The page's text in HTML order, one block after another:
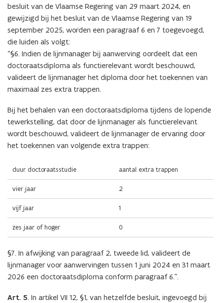
besluit van de Vlaamse Regering van 29 maart 2024, en
gewijzigd bij het besluit van de Vlaamse Regering van 19
september 2025, worden een paragraaf 6 en 7 toegevoegd,
die luiden als volgt:
“§6. Indien de lijnmanager bij aanwerving oordeelt dat een
doctoraatsdiploma als functierelevant wordt beschouwd,
valideert de lijnmanager het diploma door het toekennen van
maximaal zes extra trappen.
Bij het behalen van een doctoraatsdiploma tijdens de lopende
tewerkstelling, dat door de lijnmanager als functierelevant
wordt beschouwd, valideert de lijnmanager de ervaring door
het toekennen van volgende extra trappen:
duur doctoraatsstudie aantal extra trappen
vier jaar 2
vijf jaar 1
zes jaar of hoger 0
§7. In afwijking van paragraaf 2, tweede lid, valideert de
lijnmanager voor aanwervingen tussen 1 juni 2024 en 31 maart
2026 een doctoraatsdiploma conform paragraaf 6.”.
Art. 5. In artikel VII 12, §1, van hetzelfde besluit, ingevoegd bij